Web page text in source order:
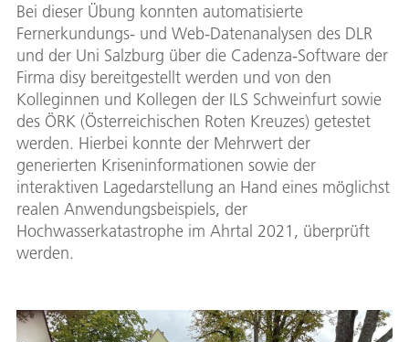
Bei dieser Übung konnten automatisierte
Fernerkundungs- und Web-Datenanalysen des DLR
und der Uni Salzburg über die Cadenza-Software der
Firma disy bereitgestellt werden und von den
Kolleginnen und Kollegen der ILS Schweinfurt sowie
des ÖRK (Österreichischen Roten Kreuzes) getestet
werden. Hierbei konnte der Mehrwert der
generierten Kriseninformationen sowie der
interaktiven Lagedarstellung an Hand eines möglichst
realen Anwendungsbeispiels, der
Hochwasserkatastrophe im Ahrtal 2021, überprüft
werden.